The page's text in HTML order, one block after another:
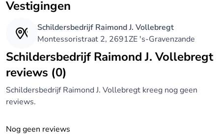
Vestigingen
Schildersbedrijf Raimond J. Vollebregt
Montessoristraat 2, 2691ZE 's-Gravenzande
Schildersbedrijf Raimond J. Vollebregt
reviews (0)
Schildersbedrijf Raimond J. Vollebregt kreeg nog geen
reviews.
Nog geen reviews